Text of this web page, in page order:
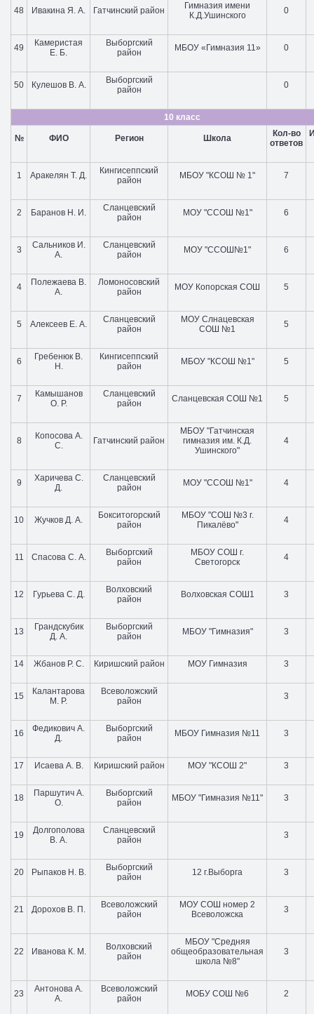
48 Ивакина Я. А. Гатчинский район
Гимназия имени
К.Д.Ушинского
0
49
Камеристая
Е. Б.
Выборгский
район
МБОУ «Гимназия 11» 0
50 Кулешов В. А.
Выборгский
район
0
10 класс
№ ФИО Регион Школа
Кол-во
ответов
1 Аракелян Т. Д.
Кингисеппский
район
МБОУ "КСОШ № 1" 7
2 Баранов Н. И.
Сланцевский
район
МОУ "ССОШ №1" 6
3
Сальников И.
А.
Сланцевский
район
МОУ "ССОШ№1" 6
4
Полежаева В.
А.
Ломоносовский
район
МОУ Копорская СОШ 5
5 Алексеев Е. А.
Сланцевский
район
МОУ Слнацевская
СОШ №1
5
6
Гребенюк В.
Н.
Кингисеппский
район
МБОУ "КСОШ №1" 5
7
Камышанов
О. Р.
Сланцевский
район
Сланцевская СОШ №1 5
8
Копосова А.
С.
Гатчинский район
МБОУ "Гатчинская
гимназия им. К.Д.
Ушинского"
4
9
Харичева С.
Д.
Сланцевский
район
МОУ "ССОШ №1" 4
10 Жучков Д. А.
Бокситогорский
район
МБОУ "СОШ №3 г.
Пикалёво"
4
11 Спасова С. А.
Выборгский
район
МБОУ СОШ г.
Светогорск
4
12 Гурьева С. Д.
Волховский
район
Волховская СОШ1 3
13
Грандскубик
Д. А.
Выборгский
район
МБОУ "Гимназия" 3
14 Жбанов Р. С. Киришский район МОУ Гимназия 3
15
Калантарова
М. Р.
Всеволожский
район
3
16
Федикович А.
Д.
Выборгский
район
МБОУ Гимназия №11 3
17 Исаева А. В. Киришский район МОУ "КСОШ 2" 3
18
Паршутич А.
О.
Выборгский
район
МБОУ "Гимназия №11" 3
19
Долгополова
В. А.
Сланцевский
район
3
20 Рыпаков Н. В.
Выборгский
район
12 г.Выборга 3
21 Дорохов В. П.
Всеволожский
район
МОУ СОШ номер 2
Всеволожска
3
22 Иванова К. М.
Волховский
район
МБОУ "Средняя
общеобразовательная
школа №8"
3
23
Антонова А.
А.
Всеволожский
район
МОБУ СОШ №6 2